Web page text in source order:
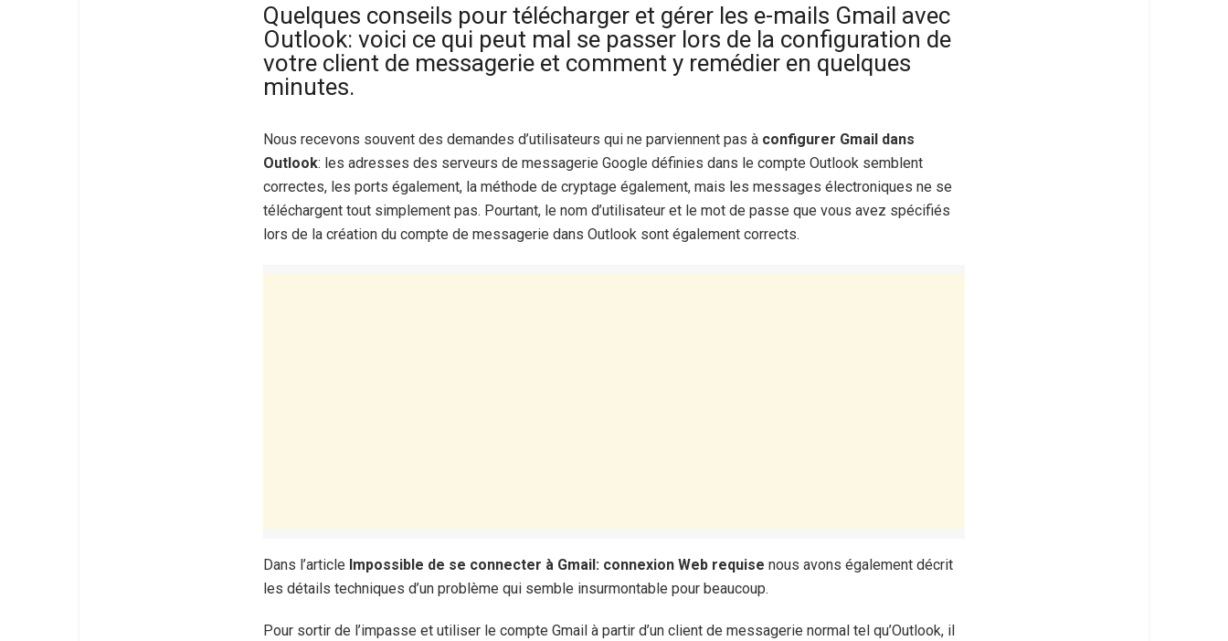
Quelques conseils pour télécharger et gérer les e-mails Gmail avec
Outlook: voici ce qui peut mal se passer lors de la configuration de
votre client de messagerie et comment y remédier en quelques
minutes.
Nous recevons souvent des demandes d’utilisateurs qui ne parviennent pas à configurer Gmail dans
Outlook: les adresses des serveurs de messagerie Google définies dans le compte Outlook semblent
correctes, les ports également, la méthode de cryptage également, mais les messages électroniques ne se
téléchargent tout simplement pas. Pourtant, le nom d’utilisateur et le mot de passe que vous avez spécifiés
lors de la création du compte de messagerie dans Outlook sont également corrects.
Dans l’article Impossible de se connecter à Gmail: connexion Web requise nous avons également décrit
les détails techniques d’un problème qui semble insurmontable pour beaucoup.
Pour sortir de l’impasse et utiliser le compte Gmail à partir d’un client de messagerie normal tel qu’Outlook, il